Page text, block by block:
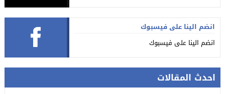
انضم الينا على فيسبوك
انضم الينا على فيسبوك
احدث المقالات